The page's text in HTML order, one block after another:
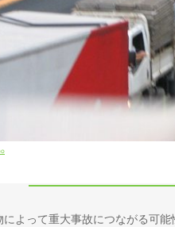
によって重大事故につながる可能